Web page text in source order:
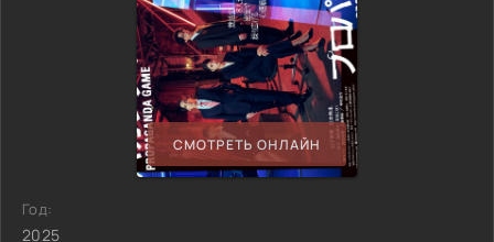
СМОТРЕТЬ ОНЛАЙН
Год:
2025